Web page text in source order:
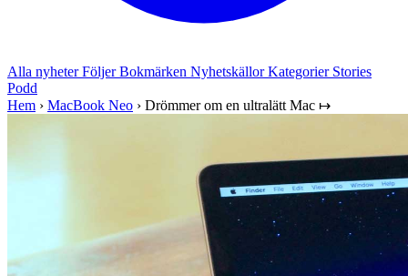
Alla nyheterFöljerBokmärken NyhetskällorKategorier Stories
Podd
Hem › MacBook Neo › Drömmer om en ultralätt Mac ↦